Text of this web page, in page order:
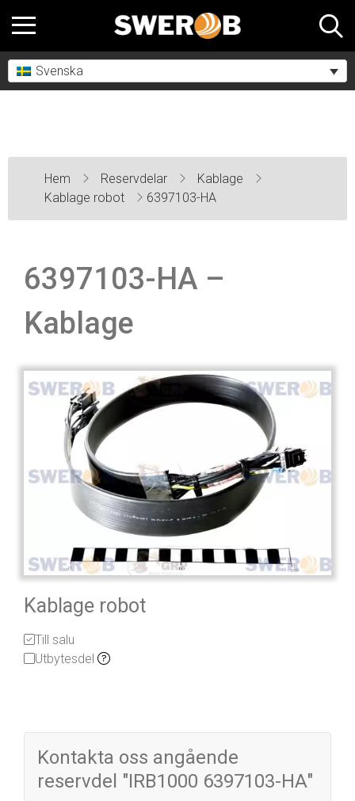
Svenska
Hem Reservdelar
Kablage
Kablage robot
6397103-HA
6397103-HA –
Kablage
Kablage robot
Till salu
Utbytesdel
Kontakta oss angående
reservdel "IRB1000 6397103-HA"